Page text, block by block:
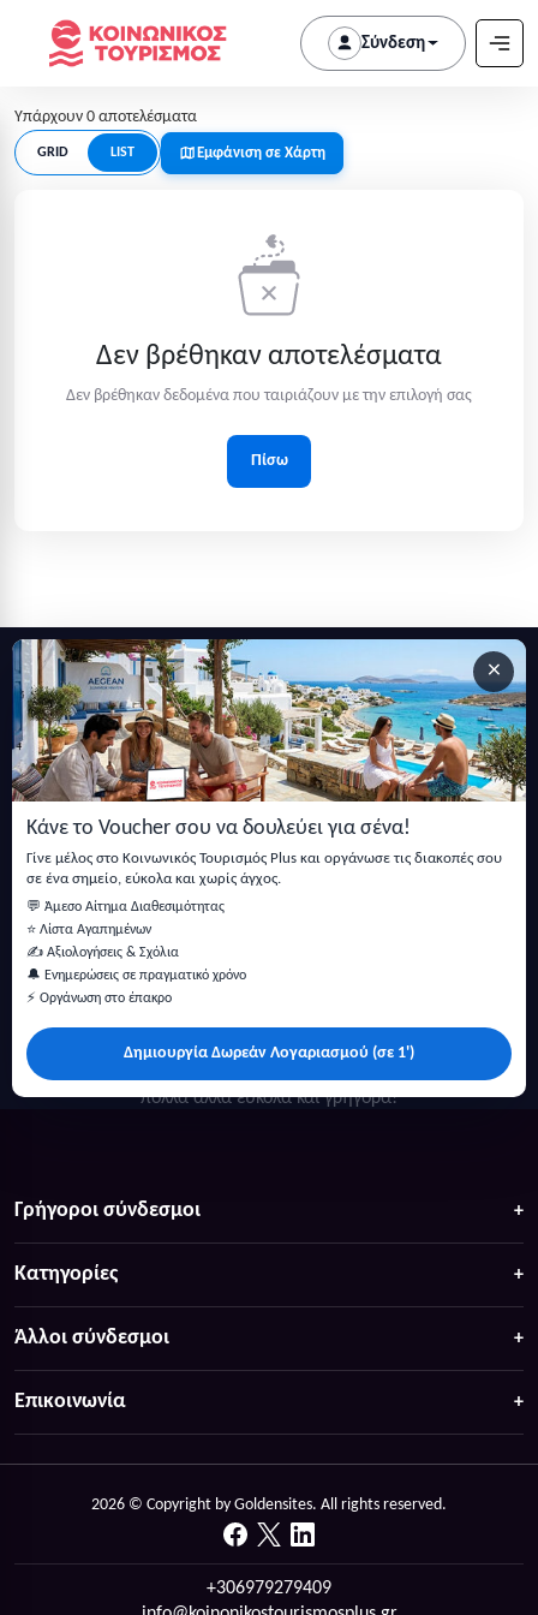
Σύνδεση
Υπάρχουν 0 αποτελέσματα
GRID LIST Εμφάνιση σε Χάρτη
Δεν βρέθηκαν αποτελέσματα
Δεν βρέθηκαν δεδομένα που ταιριάζουν με την επιλογή σας
Πίσω
×
Κάνε το Voucher σου να δουλεύει για σένα!
Γίνε μέλος στο Κοινωνικός Τουρισμός Plus και οργάνωσε τις διακοπές σου
σε ένα σημείο, εύκολα και χωρίς άγχος.
💬 Άμεσο Αίτημα Διαθεσιμότητας
⭐ Λίστα Αγαπημένων
✍️ Αξιολογήσεις & Σχόλια
🔔 Ενημερώσεις σε πραγματικό χρόνο
⚡ Οργάνωση στο έπακρο
Δημιουργία Δωρεάν Λογαριασμού (σε 1')
Εγγραφείτε στο newsletter μας
Μείνετε ενημερωμένοι με τις τελευταίες ειδήσεις, ανακοινώσεις
και άρθρα.
πολλά άλλα ευκολα και γρήγορα!
Γρήγοροι σύνδεσμοι
Κατηγορίες
Άλλοι σύνδεσμοι
Επικοινωνία
2026 © Copyright by Goldensites. All rights reserved.
+306979279409